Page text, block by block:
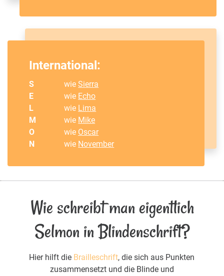
International:
S wieSierra
E
wie Echo
L
wie Lima
M
wie Mike
O
wie Oscar
N
wie November
Wie schreibt man eigentlich
Selmon in Blindenschrift?
Hier hilft die Brailleschrift, die sich aus Punkten
zusammensetzt und die Blinde und